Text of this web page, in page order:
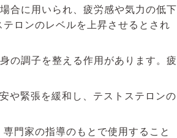
合に用いられ、疲労感や気力の低下
ロンのレベルを上昇させるとされ
の調子を整える作用があります。疲
や緊張を緩和し、テストステロンの
門家の指導のもとで使用すること